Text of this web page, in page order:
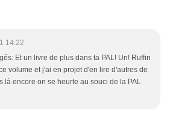
14:22
Et un livre de plus dans ta PAL! Un! Ruffin
volume et j'ai en projet d'en lire d'autres de
là encore on se heurte au souci de la PAL